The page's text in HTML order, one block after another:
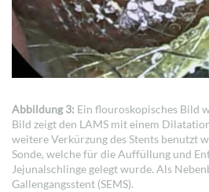
Abbildung 3: Ein flouroskopisches Bild
Bild zeigt den LAMS mit einem
weitere Verkürzung des Stents benutzt
Sonde, welche für die Auffüllung und
Jejunalschlinge gelegt wurde. Als
Gallengangsstent (SEMS).